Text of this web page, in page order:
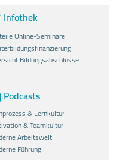
Infothek
Online-Seminare
Bildungsabschlüsse
Podcasts
& Lernkultur
& Teamkultur
Arbeitswelt
Führung